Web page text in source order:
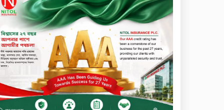
নড়াইলে বিএনপির ৬ নেতার
বহিষ্কারাদেশ প্রত্যাহার
দেশজুড়ে কেনাকাটায় সেরা অফার,
ব্র্যান্ড রাশ আওয়ার এবং
এক্সক্লুসিভ পেমেন্ট ডিসকাউন্ট নিয়ে
এলো দারাজ ৮.৮ গ্রেট ৮ সেল
টাঙ্গাইল জেলা পরিষদের ২৩লাখ
টাকার অনুদান বিতরণ